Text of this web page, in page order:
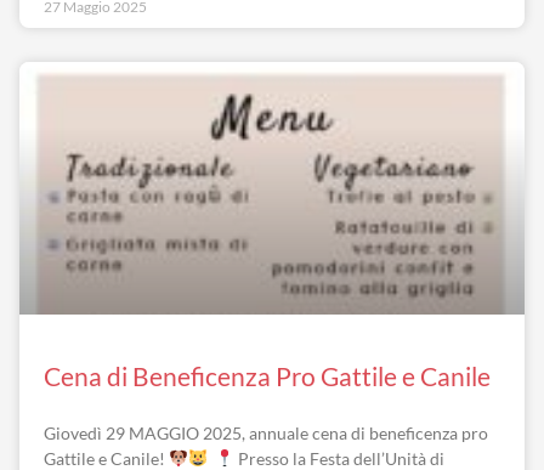
27 Maggio 2025
Cena di Beneficenza Pro Gattile e Canile
Giovedì 29 MAGGIO 2025, annuale cena di beneficenza pro
Gattile e Canile!
Presso la Festa dell’Unità di